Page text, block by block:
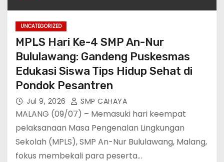
UNCATEGORIZED
MPLS Hari Ke-4 SMP An-Nur
Bululawang: Gandeng Puskesmas
Edukasi Siswa Tips Hidup Sehat di
Pondok Pesantren
Jul 9, 2026 SMP CAHAYA
MALANG (09/07) – Memasuki hari keempat
pelaksanaan Masa Pengenalan Lingkungan
Sekolah (MPLS), SMP An-Nur Bululawang, Malang,
fokus membekali para peserta…